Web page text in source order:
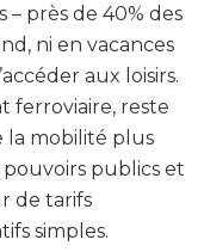
près de 40% des
ni en vacances
aux loisirs.
ferroviaire, reste
la mobilité plus
pouvoirs publics et
de tarifs
simples.